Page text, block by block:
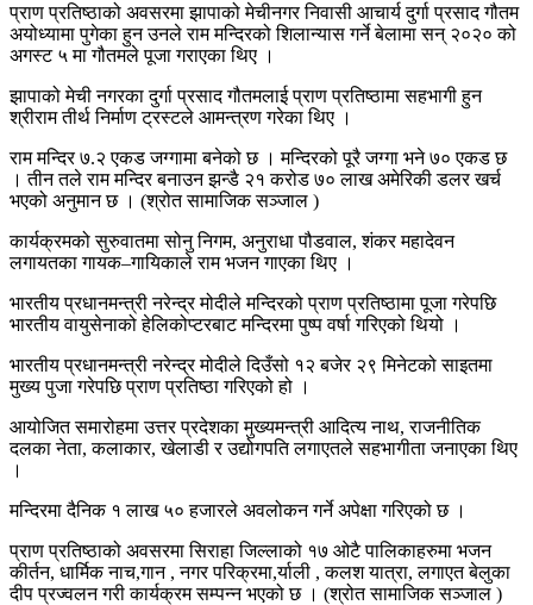
प्राण प्रतिष्ठाको अवसरमा झापाको मेचीनगर निवासी आचार्य दुर्गा प्रसाद गौतम
अयोध्यामा पुगेका हुन उनले राम मन्दिरको शिलान्यास गर्ने बेलामा सन् २०२० को
अगस्ट ५ मा गौतमले पूजा गराएका थिए ।
झापाको मेची नगरका दुर्गा प्रसाद गौतमलाई प्राण प्रतिष्ठामा सहभागी हुन
श्रीराम तीर्थ निर्माण ट्रस्टले आमन्त्रण गरेका थिए ।
राम मन्दिर ७.२ एकड जग्गामा बनेको छ । मन्दिरको पूरै जग्गा भने ७० एकड छ
। तीन तले राम मन्दिर बनाउन झन्डै २१ करोड ७० लाख अमेरिकी डलर खर्च
भएको अनुमान छ । (श्रोत सामाजिक सञ्जाल )
कार्यक्रमको सुरुवातमा सोनु निगम, अनुराधा पौडवाल, शंकर महादेवन
लगायतका गायक–गायिकाले राम भजन गाएका थिए ।
भारतीय प्रधानमन्त्री नरेन्द्र मोदीले मन्दिरको प्राण प्रतिष्ठामा पूजा गरेपछि
भारतीय वायुसेनाको हेलिकोप्टरबाट मन्दिरमा पुष्प वर्षा गरिएको थियो ।
भारतीय प्रधानमन्त्री नरेन्द्र मोदीले दिउँसो १२ बजेर २९ मिनेटको साइतमा
मुख्य पुजा गरेपछि प्राण प्रतिष्ठा गरिएको हो ।
आयोजित समारोहमा उत्तर प्रदेशका मुख्यमन्त्री आदित्य नाथ, राजनीतिक
दलका नेता, कलाकार, खेलाडी र उद्योगपति लगाएतले सहभागीता जनाएका थिए
।
मन्दिरमा दैनिक १ लाख ५० हजारले अवलोकन गर्ने अपेक्षा गरिएको छ ।
प्राण प्रतिष्ठाको अवसरमा सिराहा जिल्लाको १७ ओटै पालिकाहरुमा भजन
कीर्तन, धार्मिक नाच,गान , नगर परिक्रमा,र्याली , कलश यात्रा, लगाएत बेलुका
दीप प्रज्वलन गरी कार्यक्रम सम्पन्न भएको छ । (श्रोत सामाजिक सञ्जाल )